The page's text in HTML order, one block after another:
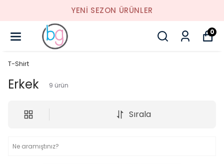
YENI SEZON ÜRÜNLER
0
T-Shirt
Erkek 9 ürün
Sırala